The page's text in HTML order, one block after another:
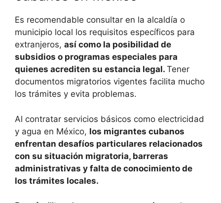
Es recomendable consultar en la alcaldía o
municipio local los requisitos específicos para
extranjeros, así como la posibilidad de
subsidios o programas especiales para
quienes acrediten su estancia legal. Tener
documentos migratorios vigentes facilita mucho
los trámites y evita problemas.
Al contratar servicios básicos como electricidad
y agua en México, los migrantes cubanos
enfrentan desafíos particulares relacionados
con su situación migratoria, barreras
administrativas y falta de conocimiento de
los trámites locales.